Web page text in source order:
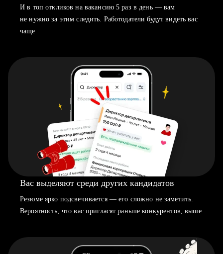
И в топ откликов на вакансию 5 раз в день — вам
не нужно за этим следить. Работодатели будут видеть вас
чаще
Вас выделяют среди других кандидатов
Резюме ярко подсвечивается — его сложно не заметить.
Вероятность, что вас пригласят раньше конкурентов, выше